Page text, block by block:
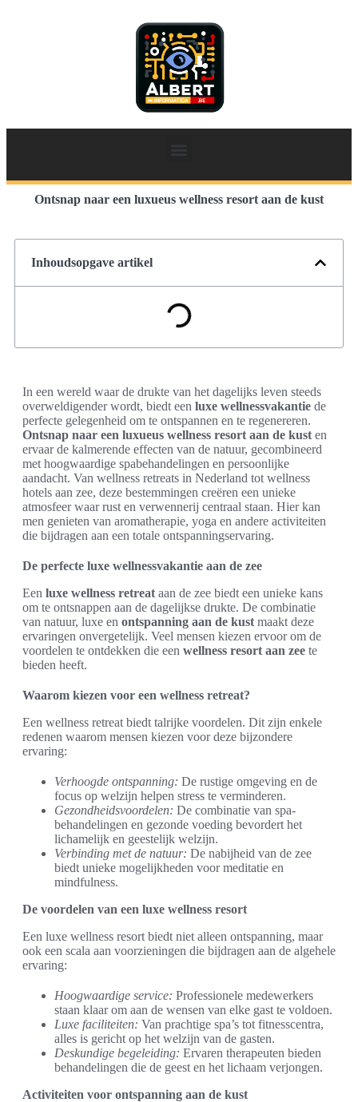
Ontsnap naar een luxueus wellness resort aan de kust
Inhoudsopgave artikel
In een wereld waar de drukte van het dagelijks leven steeds
overweldigender wordt, biedt een luxe wellnessvakantie de
perfecte gelegenheid om te ontspannen en te regenereren.
Ontsnap naar een luxueus wellness resort aan de kust en
ervaar de kalmerende effecten van de natuur, gecombineerd
met hoogwaardige spabehandelingen en persoonlijke
aandacht. Van wellness retreats in Nederland tot wellness
hotels aan zee, deze bestemmingen creëren een unieke
atmosfeer waar rust en verwennerij centraal staan. Hier kan
men genieten van aromatherapie, yoga en andere activiteiten
die bijdragen aan een totale ontspanningservaring.
De perfecte luxe wellnessvakantie aan de zee
Een luxe wellness retreat aan de zee biedt een unieke kans
om te ontsnappen aan de dagelijkse drukte. De combinatie
van natuur, luxe en ontspanning aan de kust maakt deze
ervaringen onvergetelijk. Veel mensen kiezen ervoor om de
voordelen te ontdekken die een wellness resort aan zee te
bieden heeft.
Waarom kiezen voor een wellness retreat?
Een wellness retreat biedt talrijke voordelen. Dit zijn enkele
redenen waarom mensen kiezen voor deze bijzondere
ervaring:
Verhoogde ontspanning: De rustige omgeving en de
focus op welzijn helpen stress te verminderen.
Gezondheidsvoordelen: De combinatie van spa-
behandelingen en gezonde voeding bevordert het
lichamelijk en geestelijk welzijn.
Verbinding met de natuur: De nabijheid van de zee
biedt unieke mogelijkheden voor meditatie en
mindfulness.
De voordelen van een luxe wellness resort
Een luxe wellness resort biedt niet alleen ontspanning, maar
ook een scala aan voorzieningen die bijdragen aan de algehele
ervaring:
Hoogwaardige service: Professionele medewerkers
staan klaar om aan de wensen van elke gast te voldoen.
Luxe faciliteiten: Van prachtige spa’s tot fitnesscentra,
alles is gericht op het welzijn van de gasten.
Deskundige begeleiding: Ervaren therapeuten bieden
behandelingen die de geest en het lichaam verjongen.
Activiteiten voor ontspanning aan de kust